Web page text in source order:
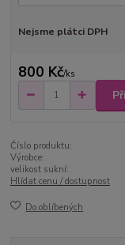
Nejsme plátci DPH
800 Kč/ks
Číslo produktu:
Výrobce:
velikost sukní:
Hlídat cenu / dostupnost
Do oblíbených